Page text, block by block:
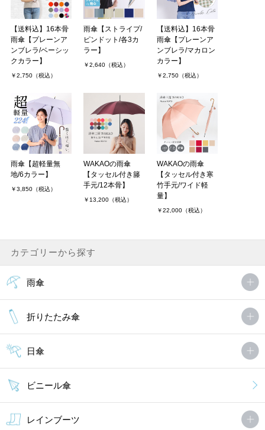
【送料込】16本骨
雨傘【プレーンア
ンブレラ/ベーシッ
クカラー】
￥2,750（税込）
雨傘【ストライプ/
ピンドット/各3カ
ラー】
￥2,640（税込）
【送料込】16本骨
雨傘【プレーンア
ンブレラ/マカロン
カラー】
￥2,750（税込）
雨傘【超軽量無
地/6カラー】
￥3,850（税込）
WAKAOの雨傘
【タッセル付き籐
手元/12本骨】
￥13,200（税込）
WAKAOの雨傘
【タッセル付き寒
竹手元/ワイド軽
量】
￥22,000（税込）
カテゴリーから探す
雨傘
折りたたみ傘
日傘
ビニール傘
レインブーツ